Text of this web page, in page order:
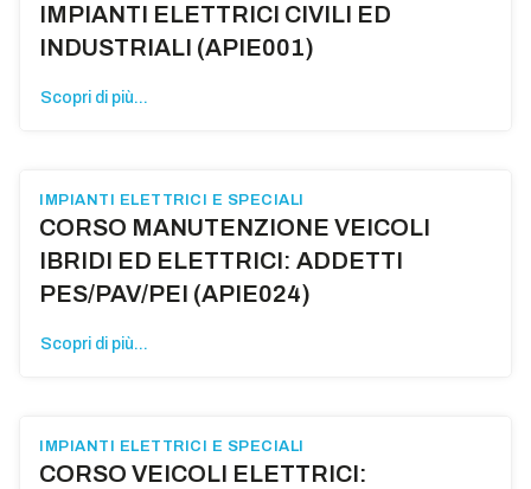
IMPIANTI ELETTRICI CIVILI ED
INDUSTRIALI (APIE001)
Scopri di più...
IMPIANTI ELETTRICI E SPECIALI
CORSO MANUTENZIONE VEICOLI
IBRIDI ED ELETTRICI: ADDETTI
PES/PAV/PEI (APIE024)
Scopri di più...
IMPIANTI ELETTRICI E SPECIALI
CORSO VEICOLI ELETTRICI: